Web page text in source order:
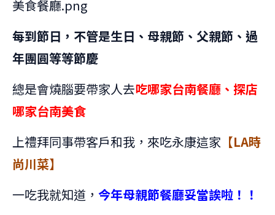
每到節日，不管是生日、母親節、父親節、過
年團圓等等節慶
總是會燒腦要帶家人去吃哪家台南餐廳、探店
哪家台南美食
上禮拜同事帶客戶和我，來吃永康這家 【LA時
尚川菜】
一吃我就知道， 今年母親節餐廳妥當誒啦！！